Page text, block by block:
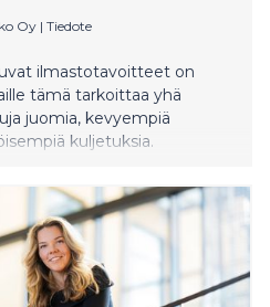
Oy | Tiedote
ilmastotavoitteet on
tämä tarkoittaa yhä
juomia, kevyempiä
kuljetuksia.